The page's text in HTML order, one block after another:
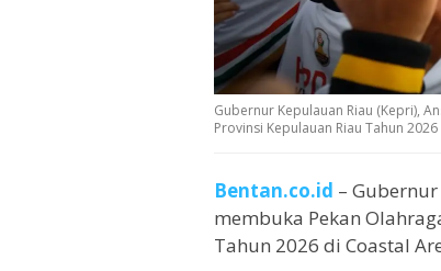
Gubernur Kepulauan Riau (Kepri),
Provinsi Kepulauan Riau Tahun
Bentan.co.id –
membuka Pekan
Tahun 2026 di Coastal